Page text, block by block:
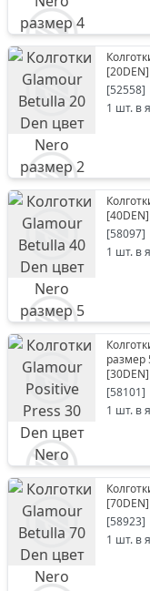
[20DEN]
[52558]
1 шт. в
[40DEN]
[58097]
1 шт. в
размер
[30DEN]
[58101]
1 шт. в
[70DEN]
[58923]
1 шт. в